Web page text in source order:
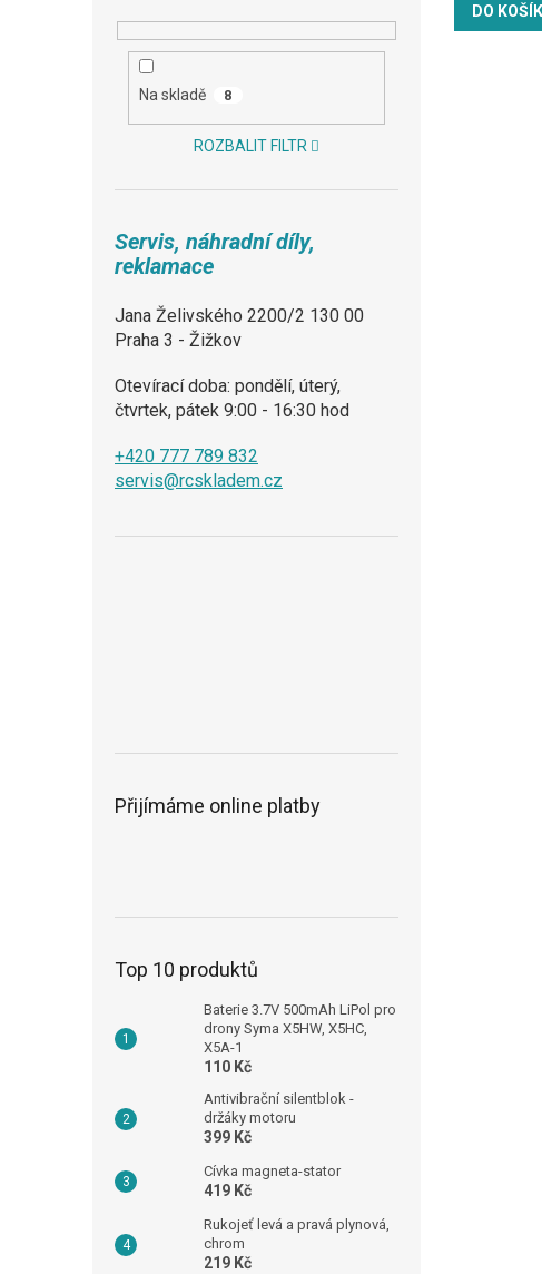
Na skladě 8
ROZBALIT FILTR
Servis, náhradní díly,
reklamace
Jana Želivského 2200/2 130 00
Praha 3 - Žižkov
Otevírací doba: pondělí, úterý,
čtvrtek, pátek 9:00 - 16:30 hod
+420 777 789 832
servis@rcskladem.cz
Přijímáme online platby
Top 10 produktů
Baterie 3.7V 500mAh LiPol pro
drony Syma X5HW, X5HC,
X5A-1
110 Kč
Antivibrační silentblok -
držáky motoru
399 Kč
Cívka magneta-stator
419 Kč
Rukojeť levá a pravá plynová,
chrom
219 Kč
DO